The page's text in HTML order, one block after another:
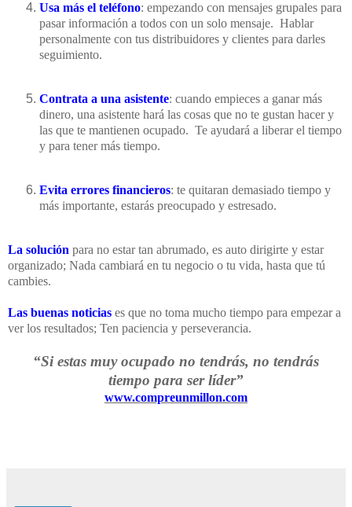
Usa más el teléfono: empezando con mensajes grupales para
pasar información a todos con un solo mensaje. Hablar
personalmente con tus distribuidores y clientes para darles
seguimiento.
Contrata a una asistente: cuando empieces a ganar más
dinero, una asistente hará las cosas que no te gustan hacer y
las que te mantienen ocupado. Te ayudará a liberar el tiempo
y para tener más tiempo.
Evita errores financieros: te quitaran demasiado tiempo y
más importante, estarás preocupado y estresado.
La solución para no estar tan abrumado, es auto dirigirte y estar
organizado; Nada cambiará en tu negocio o tu vida, hasta que tú
cambies.
Las buenas noticias es que no toma mucho tiempo para empezar a
ver los resultados; Ten paciencia y perseverancia.
“Si estas muy ocupado no tendrás, no tendrás
tiempo para ser líder”
www.compreunmillon.com